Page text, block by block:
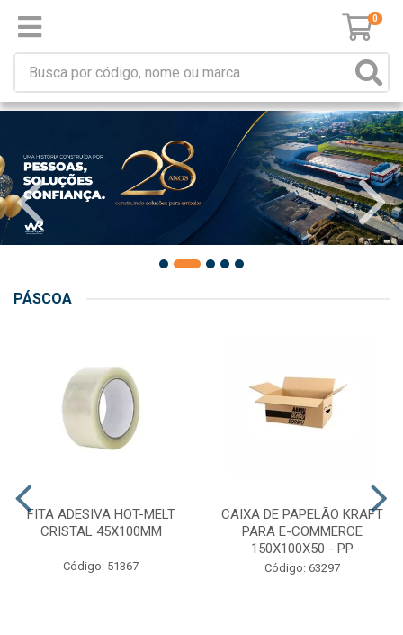
0
PÁSCOA
FITA ADESIVA HOT-MELT
CRISTAL 45X100MM
Código: 51367
CAIXA DE PAPELÃO KRAFT
PARA E-COMMERCE
150X100X50 - PP
Código: 63297